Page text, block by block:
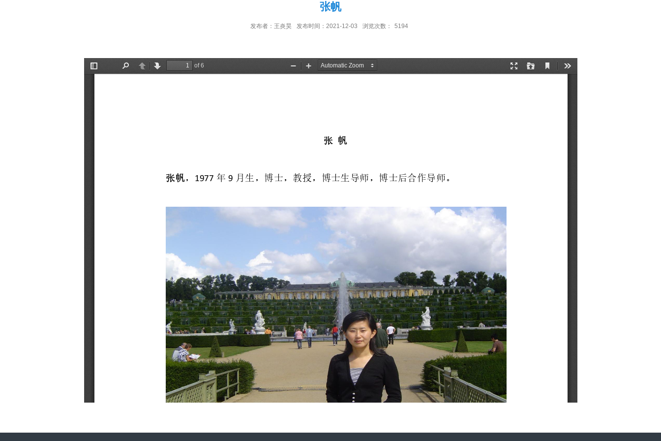
张帆
发布者：王炎昊 发布时间：2021-12-03 浏览次数： 5194